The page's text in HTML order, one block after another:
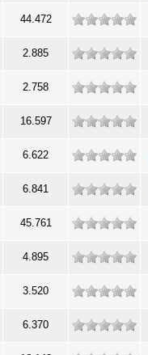
44.472
2.885
2.758
16.597
6.622
6.841
45.761
4.895
3.520
6.370